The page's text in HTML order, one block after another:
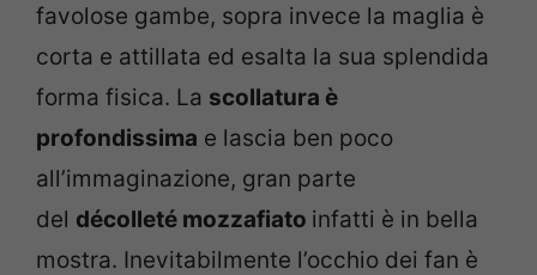
favolose gambe, sopra invece la maglia è
corta e attillata ed esalta la sua splendida
forma fisica. La scollatura è
profondissima e lascia ben poco
all’immaginazione, gran parte
del décolleté mozzafiato infatti è in bella
mostra. Inevitabilmente l’occhio dei fan è